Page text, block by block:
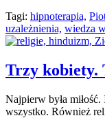
Tagi: hipnoterapia,
uzależnienia, wiedza
Trzy kobiety.
Najpierw była
wszystko. Również